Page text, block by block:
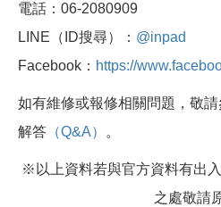
電話：06-2080909
LINE（ID搜尋）： @inpad
Facebook： https://
如有維修或報修相關問題，敬
解答 （Q&A） 。
※以上資料若與官方資料有出
之處敬請